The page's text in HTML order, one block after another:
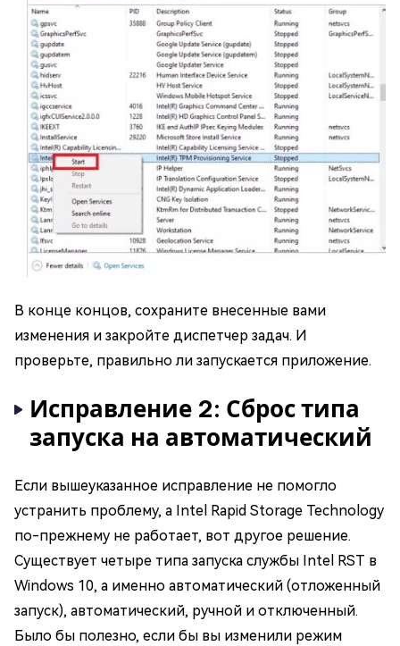
В конце концов, сохраните внесенные вами
изменения и закройте диспетчер задач. И
проверьте, правильно ли запускается приложение.
Исправление 2: Сброс типа
запуска на автоматический
Если вышеуказанное исправление не помогло
устранить проблему, а Intel Rapid Storage Technology
по-прежнему не работает, вот другое решение.
Существует четыре типа запуска службы Intel RST в
Windows 10, а именно автоматический (отложенный
запуск), автоматический, ручной и отключенный.
Было бы полезно, если бы вы изменили режим